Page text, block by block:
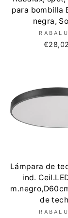
para bombilla
negra,
€28,02
Lámpara de
ind.
de